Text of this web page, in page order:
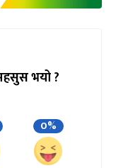
भयो ?
0%